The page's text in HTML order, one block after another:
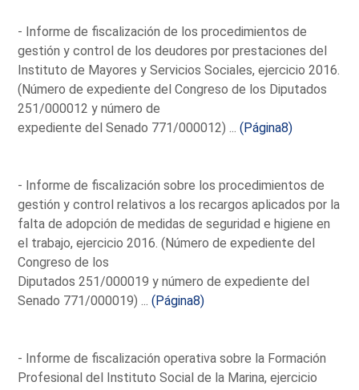
- Informe de fiscalización de los procedimientos de
gestión y control de los deudores por prestaciones del
Instituto de Mayores y Servicios Sociales, ejercicio 2016.
(Número de expediente del Congreso de los Diputados
251/000012 y número de
expediente del Senado 771/000012) ...(Página8)
- Informe de fiscalización sobre los procedimientos de
gestión y control relativos a los recargos aplicados por la
falta de adopción de medidas de seguridad e higiene en
el trabajo, ejercicio 2016. (Número de expediente del
Congreso de los
Diputados 251/000019 y número de expediente del
Senado 771/000019) ...(Página8)
- Informe de fiscalización operativa sobre la Formación
Profesional del Instituto Social de la Marina, ejercicio